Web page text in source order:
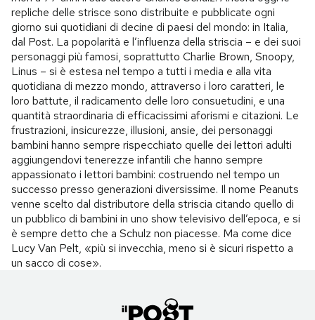
repliche delle strisce sono distribuite e pubblicate ogni
giorno sui quotidiani di decine di paesi del mondo: in Italia,
dal Post. La popolarità e l’influenza della striscia – e dei suoi
personaggi più famosi, soprattutto Charlie Brown, Snoopy,
Linus – si è estesa nel tempo a tutti i media e alla vita
quotidiana di mezzo mondo, attraverso i loro caratteri, le
loro battute, il radicamento delle loro consuetudini, e una
quantità straordinaria di efficacissimi aforismi e citazioni. Le
frustrazioni, insicurezze, illusioni, ansie, dei personaggi
bambini hanno sempre rispecchiato quelle dei lettori adulti
aggiungendovi tenerezze infantili che hanno sempre
appassionato i lettori bambini: costruendo nel tempo un
successo presso generazioni diversissime. Il nome Peanuts
venne scelto dal distributore della striscia citando quello di
un pubblico di bambini in uno show televisivo dell’epoca, e si
è sempre detto che a Schulz non piacesse. Ma come dice
Lucy Van Pelt, «più si invecchia, meno si è sicuri rispetto a
un sacco di cose».